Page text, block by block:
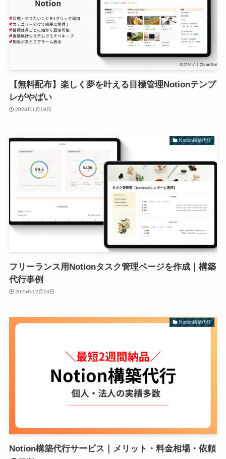
【無料配布】楽しく夢を叶える目標管理Notionテンプ
レがやばい
2026年1月19日
Notion構築代行
フリーランス用Notionタスク管理ページを作成｜構築
代行事例
2025年12月10日
Notion構築代行
Notion構築代行サービス｜メリット・料金相場・依頼